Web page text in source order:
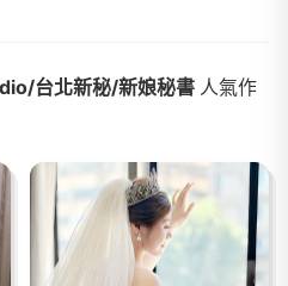
台北新秘/新娘秘書 人氣作